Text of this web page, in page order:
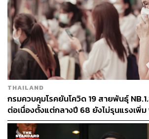
THAILAND
กรมควบคุมโรคยันโควิด 19 สายพันธุ์
ต่อเนื่องตั้งแต่กลางปี 68 ยังไม่รุนแรงเพิ่ม
ระวัง-ติดตามใกล้ชิด